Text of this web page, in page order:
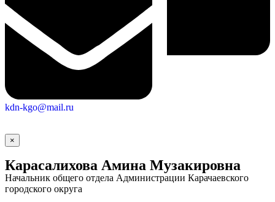
Городская Среда
kdn-kgo@mail.ru
×
Карасалихова Амина Музакировна
Начальник общего отдела Администрации Карачаевского
городского округа